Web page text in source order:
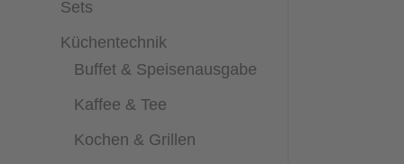
Sets
Küchentechnik
Buffet & Speisenausgabe
Kaffee & Tee
Kochen & Grillen